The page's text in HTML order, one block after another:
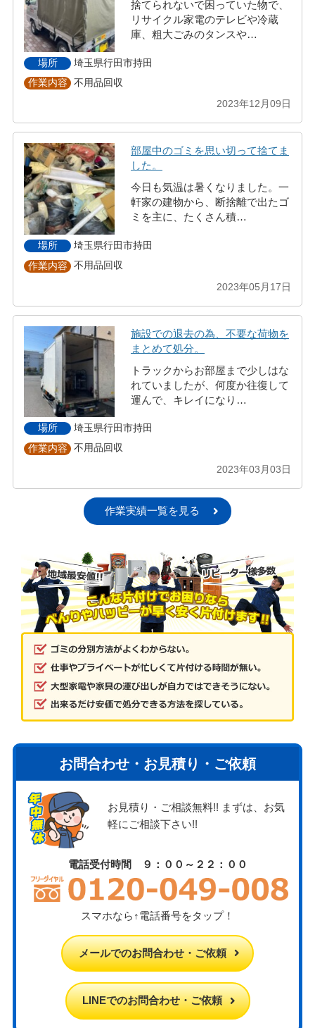
捨てられないで困っていた物で、
リサイクル家電のテレビや冷蔵
庫、粗大ごみのタンスや…
場所
埼玉県行田市持田
作業内容
不用品回収
2023年12月09日
部屋中のゴミを思い切って捨てま
した。
今日も気温は暑くなりました。一
軒家の建物から、断捨離で出たゴ
ミを主に、たくさん積…
場所
埼玉県行田市持田
作業内容
不用品回収
2023年05月17日
施設での退去の為、不要な荷物を
まとめて処分。
トラックからお部屋まで少しはな
れていましたが、何度か往復して
運んで、キレイになり…
場所
埼玉県行田市持田
作業内容
不用品回収
2023年03月03日
作業実績一覧を見る
お問合わせ・お見積り・ご依頼
お見積り・ご相談無料!! まずは、お気
軽にご相談下さい!!
電話受付時間 ９：００～２２：００
スマホなら↑電話番号をタップ！
メールでのお問合わせ・ご依頼
LINEでのお問合わせ・ご依頼